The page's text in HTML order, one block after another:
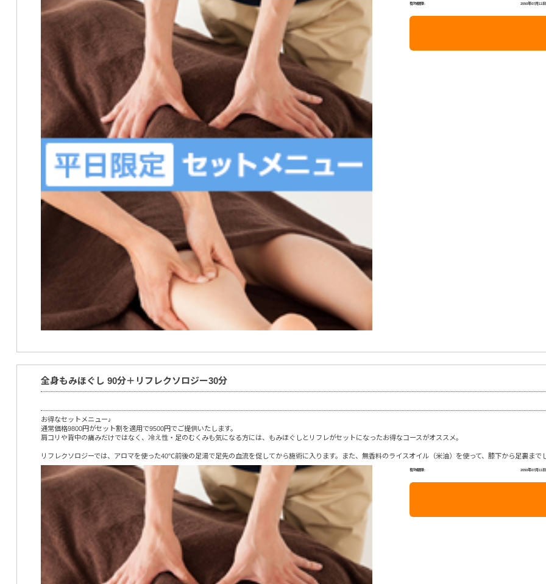
有効期限: 2050年07月11日
全身もみほぐし 90分＋リフレクソロジー30分
お得なセットメニュー♪
通常価格9800円がセット割を適用で9500円でご提供いたします。
肩コリや背中の痛みだけではなく、冷え性・足のむくみも気になる方には、もみほぐしとリフレがセットになったお得なコースがオススメ。
リフレクソロジーでは、アロマを使った40℃前後の足湯で足先の血流を促してから施術に入ります。また、無香料のライスオイル（米油）を使って、膝下から足裏ま
有効期限: 2050年07月11日